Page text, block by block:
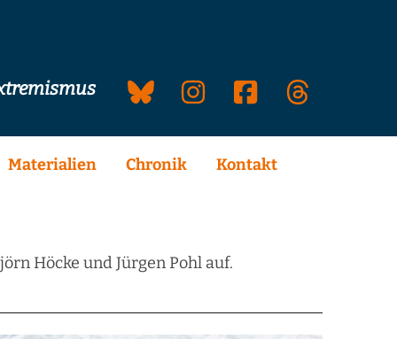
Materialien Chronik Kontakt
Höcke und Jürgen Pohl auf.